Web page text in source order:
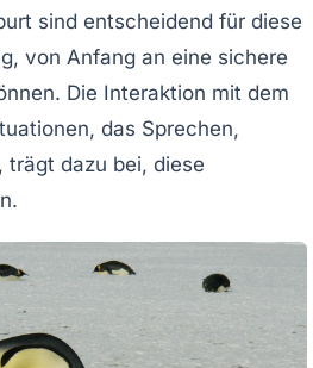
sind entscheidend für diese
von Anfang an eine sichere
Die Interaktion mit dem
das Sprechen,
trägt dazu bei, diese